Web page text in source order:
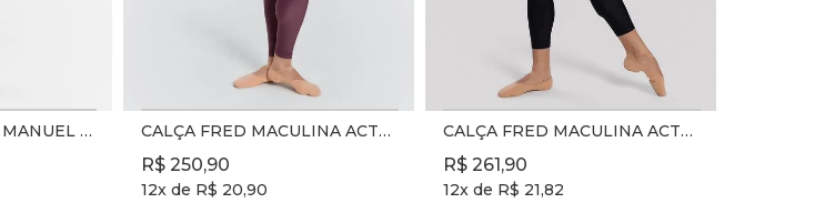
CALÇA MASCULINA MANUEL REF. SD2142 - PRETO - INFANTIL CALÇA FRED MACULINA ACTIVE 25/26 REF. SD2516 - EBANO
R$ 250,90
12x de R$ 20,90
CALÇA FRED MACULINA ACTIVE 26/27 - REF. SD2516 - PRETO
R$ 261,90
12x de R$ 21,82